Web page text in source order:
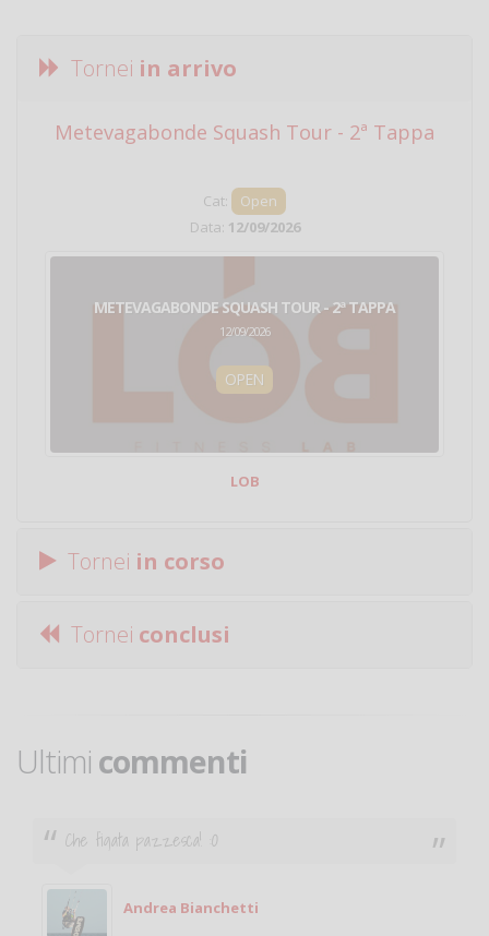
Tornei in arrivo
Metevagabonde Squash Tour - 2ª Tappa
Cat:
Open
Data: 12/09/2026
METEVAGABONDE SQUASH TOUR - 2ª TAPPA
12/09/2026
OPEN
LOB
Tornei in corso
Tornei conclusi
Ultimi commenti
Ciao. Sono a Treviglio da poco e vorrei tornare a
giocare. Se sei in zona e puoi giocare fammi sapere.
Michele